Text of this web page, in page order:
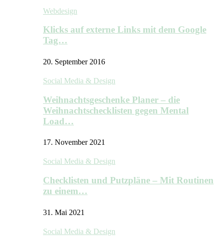
Webdesign
Klicks auf externe Links mit dem Google
Tag…
20. September 2016
Social Media & Design
Weihnachtsgeschenke Planer – die
Weihnachtschecklisten gegen Mental
Load…
17. November 2021
Social Media & Design
Checklisten und Putzpläne – Mit Routinen
zu einem…
31. Mai 2021
Social Media & Design